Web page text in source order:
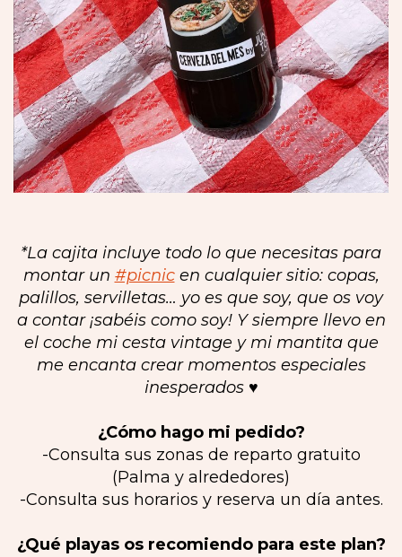
*La cajita incluye todo lo que necesitas para
montar un #picnicen cualquier sitio: copas,
palillos, servilletas… yo es que soy, que os voy
a contar ¡sabéis como soy! Y siempre llevo en
el coche mi cesta vintage y mi mantita que
me encanta crear momentos especiales
inesperados ♥️
¿Cómo hago mi pedido?
-Consulta sus zonas de reparto gratuito
(Palma y alrededores)
-Consulta sus horarios y reserva un día antes.
¿Qué playas os recomiendo para este plan?